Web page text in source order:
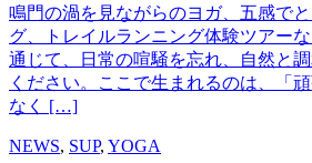
鳴門の渦を見ながらのヨガ、五感で
グ、トレイルランニング体験ツアー
通じて、日常の喧騒を忘れ、自然と
ください。ここで生まれるのは、「
なく […]
NEWS, SUP, YOGA